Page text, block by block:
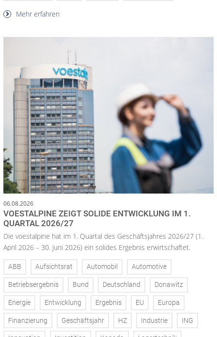
Mehr erfahren
06.08.2026
VOESTALPINE ZEIGT SOLIDE ENTWICKLUNG IM 1.
QUARTAL 2026/27
Die voestalpine hat im 1. Quartal des Geschäftsjahres 2026/27 (1.
April 2026 – 30. Juni 2026) ein solides Ergebnis erwirtschaftet.
ABB Aufsichtsrat Automobil Automotive
Betriebsergebnis Bund Deutschland Donawitz
Energie Entwicklung Ergebnis EU Europa
Finanzierung Geschäftsjahr HZ Industrie ING